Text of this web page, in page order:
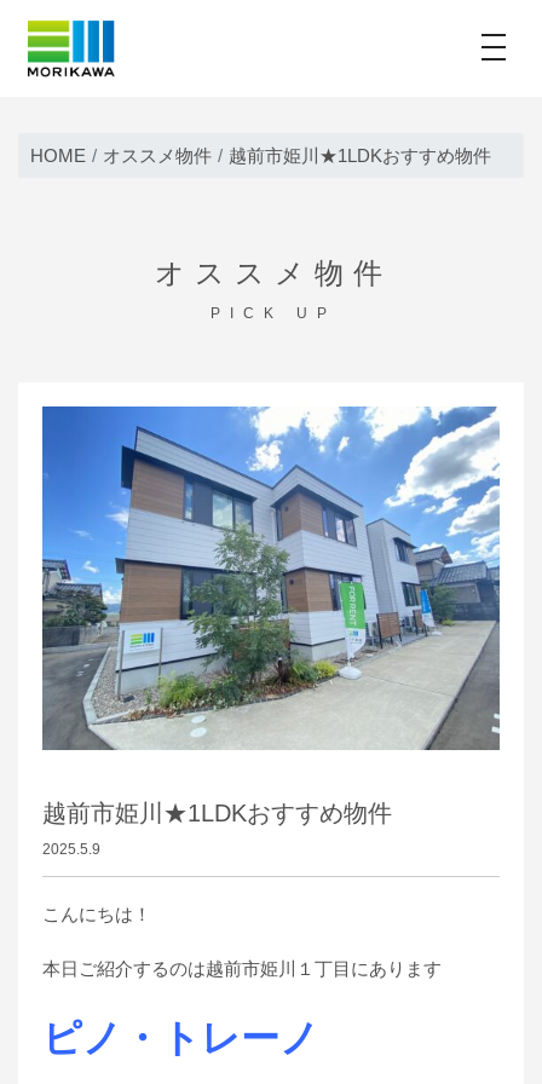
contentHOME オススメ物件 越前市姫川★1LDKおすすめ物件
オススメ物件
PICK UP
越前市姫川★1LDKおすすめ物件
2025.5.9
こんにちは！
本日ご紹介するのは越前市姫川１丁目にあります
ピノ・トレーノ